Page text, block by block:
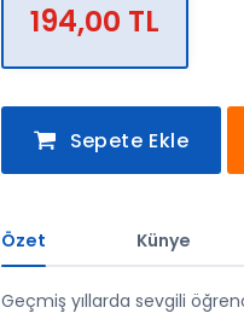
194,00 TL
Sepete Ekle
Özet Künye
Geçmiş yıllarda sevgili